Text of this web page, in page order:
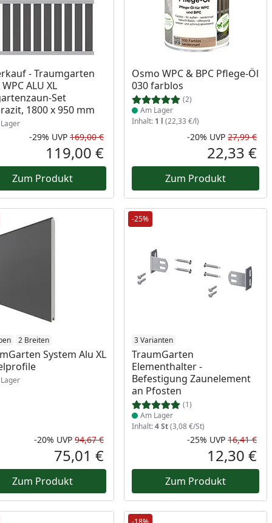
Preis
- Traumgarten
WPC ALU XL
Set
1800 x 950 mm
am Lager
Rabatt in Prozent
-29%
Ursprünglicher Preis
UVP 169,00 €
Aktueller Preis
119,00 €
Zum Produkt
Osmo WPC & BPC Pflege-Öl
030 farblos
(2)
Produkt am Lager
Am Lager
Inhalt: 1 l (22,33 €/l)
-20% UVP 27,99 €
22,33 €
Zum Produkt
Preis
2 Breiten
System Alu XL
am Lager
Rabatt in Prozent
-20%
Ursprünglicher Preis
UVP 94,67 €
Aktueller Preis
75,01 €
Zum Produkt
-25%
3 Varianten
TraumGarten
Elementhalter -
Befestigung Zaunelement
an Pfosten
(1)
Produkt am Lager
Am Lager
Inhalt:4 St(3,08 €/St)
-25% UVP 16,41 €
12,30 €
Zum Produkt